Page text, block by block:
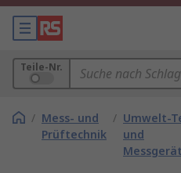
Teile-Nr.
/ Mess- und
Prüftechnik
/ Umwelt-
und